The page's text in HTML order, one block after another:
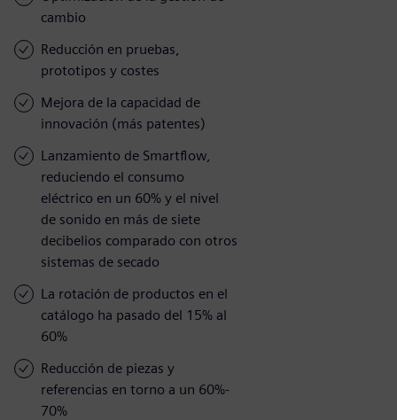
cambio
Reducción en pruebas,
prototipos y costes
Mejora de la capacidad de
innovación (más patentes)
Lanzamiento de Smartflow,
reduciendo el consumo
eléctrico en un 60% y el nivel
de sonido en más de siete
decibelios comparado con otros
sistemas de secado
La rotación de productos en el
catálogo ha pasado del 15% al
60%
Reducción de piezas y
referencias en torno a un 60%-
70%